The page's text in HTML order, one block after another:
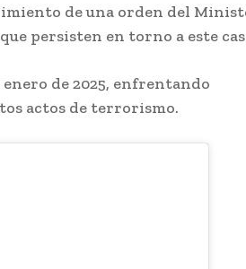
de una orden del
persisten en torno a este
enero de 2025, enfrentando
actos de terrorismo.